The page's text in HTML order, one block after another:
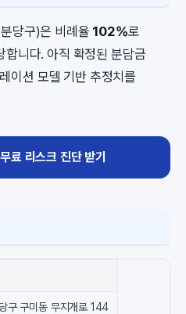
당구)은 비례율 102%로
합니다. 아직 확정된 분담금
이션 모델 기반 추정치를
료 리스크 진단 받기
구 구미동 무지개로 144